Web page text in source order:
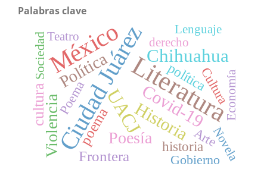
Palabras clave
Literatura
Ciudad Juárez
México
UACJ
Chihuahua
Historia
Covid-19
Poesía
Violencia
Política
cultura
poema
Frontera
política
historia
Cultura
Poema
Arte
Sociedad
Gobierno
derecho
Teatro
Economía
Lenguaje
Novela